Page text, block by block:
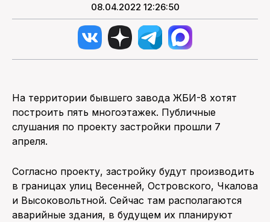
08.04.2022 12:26:50
На территории бывшего завода ЖБИ-8 хотят
построить пять многоэтажек. Публичные
слушания по проекту застройки прошли 7
апреля.
Согласно проекту, застройку будут производить
в границах улиц Весенней, Островского, Чкалова
и Высоковольтной. Сейчас там располагаются
аварийные здания, в будущем их планируют